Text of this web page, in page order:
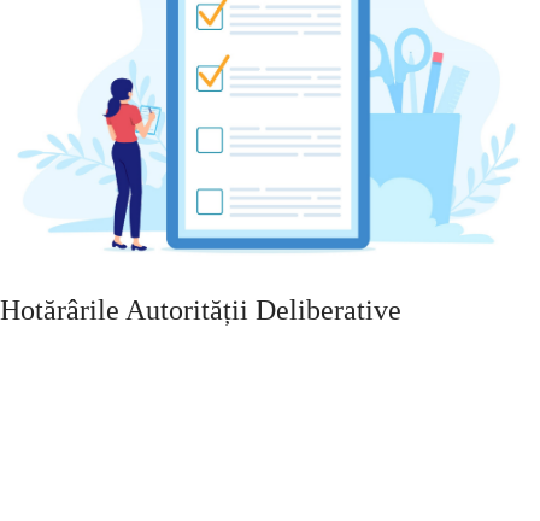
Hotărârile Autorității Deliberative